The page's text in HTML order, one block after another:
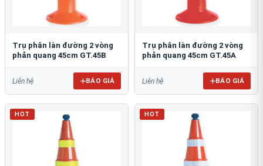
Trụ phân làn đường 2 vòng
phản quang 45cm GT.45B
Liên hệ BÁO GIÁ
Trụ phân làn đường 2 vòng
phản quang 45cm GT.45A
Liên hệ BÁO GIÁ
HOT HOT